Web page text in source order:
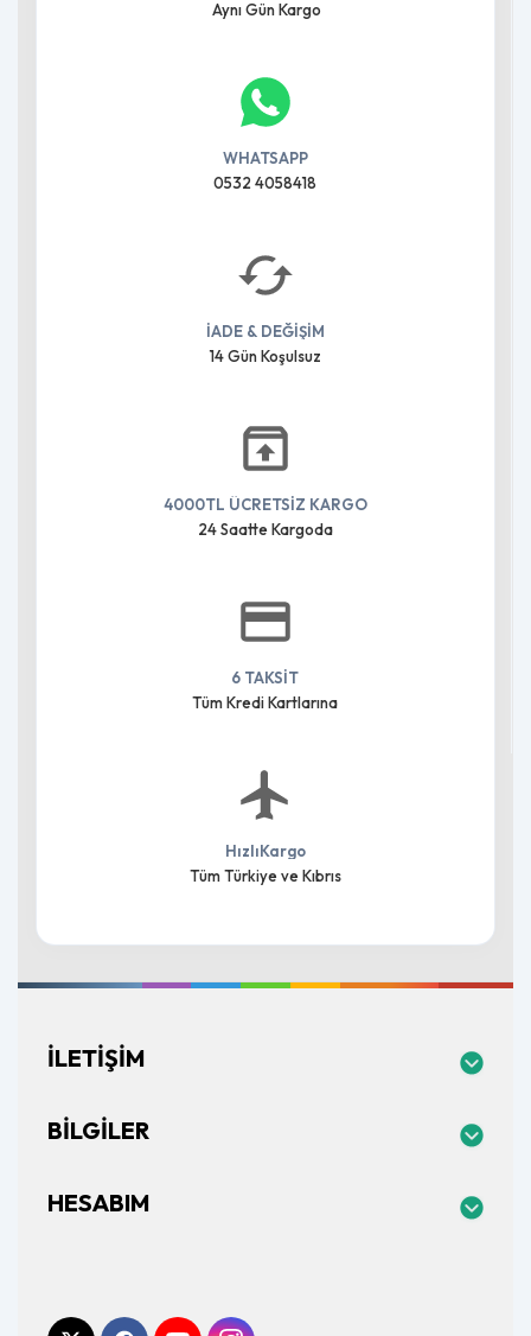
Aynı Gün Kargo
WHATSAPP
0532 4058418
İADE & DEĞİŞİM
14 Gün Koşulsuz
4000TL ÜCRETSİZ KARGO
24 Saatte Kargoda
6 TAKSİT
Tüm Kredi Kartlarına
HızlıKargo
Tüm Türkiye ve Kıbrıs
İLETIŞIM
BILGILER
HESABIM